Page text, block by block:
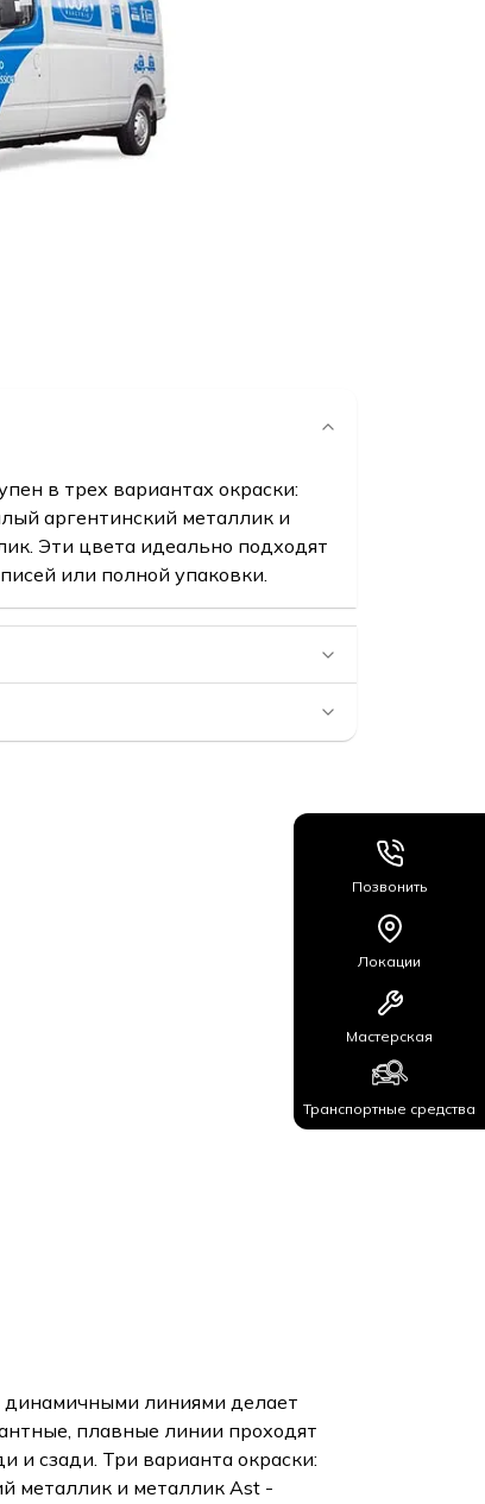
в трех вариантах окраски:
аргентинский металлик и
Эти цвета идеально подходят
или полной упаковки.
линиями делает
плавные линии проходят
и сзади. Три варианта окраски:
металлик и металлик Ast -
Позвонить
Локации
Мастерская
Транспортные средства